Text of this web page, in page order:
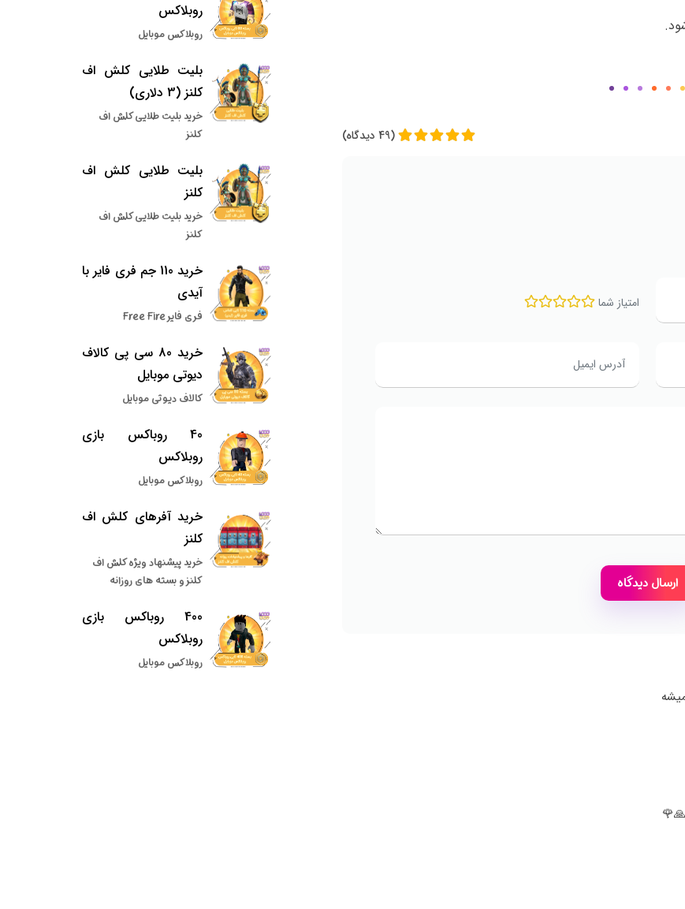
(49 دیدگاه)
امتیاز شما
روبلاکس
روبلاکس موبایل
بلیت طلایی کلش اف
کلنز (3 دلاری)
خرید بلیت طلایی کلش اف
کلنز
بلیت طلایی کلش اف
کلنز
خرید بلیت طلایی کلش اف
کلنز
خرید 110 جم فری فایر با
آیدی
فری فایر Free Fire
خرید 80 سی پی کالاف
دیوتی موبایل
کالاف دیوتی موبایل
40 روباکس بازی
روبلاکس
روبلاکس موبایل
خرید آفرهای کلش اف
کلنز
خرید پیشنهاد ویژه کلش اف
کلنز و بسته های روزانه
400 روباکس بازی
روبلاکس
روبلاکس موبایل